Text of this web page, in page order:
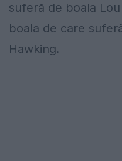
suferă de boala
boala de care
Hawking.